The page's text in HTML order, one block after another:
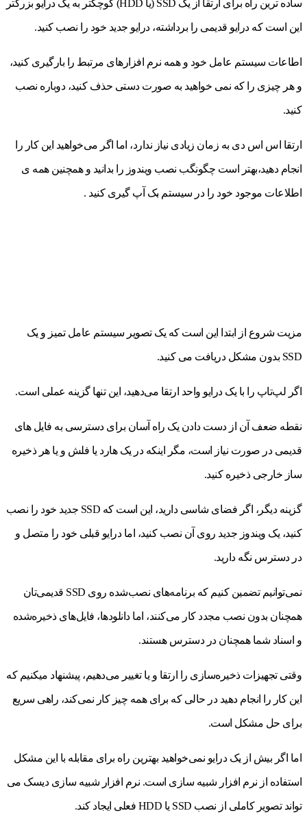
ساده ترین راه برای ارتقا از یک SSD (یا HDD) کوچکتر به یک درایو بزرگتر
این است که درایو قدیمی را برداشته، درایو جدید خود را نصب کنید.
اطاعات سیستم عامل خود و همه نرم افزارهای مرتبط را بارگیری کنید،
و هر چیزی را که نمی خواهید به صورت دستی حذف کنید، دوباره نصب
کنید.
ارتقا اس اس دی به زمان زیادی نیاز ندارد، اما اگر می‌خواهید این کار را
انجام دهید،بهتر است چگونگب نصب ویندوز را بدانید و همچنین همه ی
اطلاعات موجود خود را در سیستم بک آپ گیری کنید .
مزیت شروع از ابتدا این است که یک تصویر سیستم عامل تمیز و یک
SSD بدون مشکل دریافت می کنید.
اگر لپ‌تاپ را با یک درایو واحد ارتقا می‌دهید، این تنها گزینه عملی است.
نقطه ضعف آن از دست دادن یک راه آسان برای دسترسی به فایل های
قدیمی در صورت نیاز است، مگر اینکه در یک هارد یا فلش و یا هر ذخیره
ساز خارجی ذخیره کنید.
گزینه دیگر، اگر فضای شاسی دارید، این است که SSD جدید خود را نصب
کنید، یک ویندوز جدید روی آن نصب کنید، اما درایو قبلی خود را متصل و
در دسترس نگه دارید.
نمی‌توانیم تضمین کنیم که برنامه‌های نصب‌شده روی SSD قدیمی‌تان
همچنان بدون نصب مجدد کار می‌کنند، اما دانلودها، فایل‌های ذخیره‌شده
و اسناد شما همچنان در دسترس هستند.
وقتی تجهیزات ذخیره‌سازی را ارتقا و یا تغییر می‌دهیم، پیشنهاد میکنیم که
این کار را انجام دهید در حالی که برای همه چیز کار نمی‌کند، راهی سریع
برای حل مشکل است.
اما اگر بیش از یک درایو نمی‌خواهید بهترین راه برای مقابله با این مشکل
استفاده از نرم افزار شبیه سازی است. نرم افزار شبیه سازی دیسک می
تواند تصویر کاملی از نصب SSD یا HDD فعلی ایجاد کند.